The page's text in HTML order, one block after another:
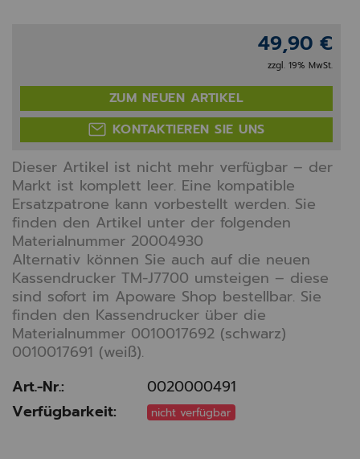
49,90 €
zzgl. 19% MwSt.
ZUM NEUEN ARTIKEL
KONTAKTIEREN SIE UNS
Dieser Artikel ist nicht mehr verfügbar – der
Markt ist komplett leer. Eine kompatible
Ersatzpatrone kann vorbestellt werden. Sie
finden den Artikel unter der folgenden
Materialnummer 20004930
Alternativ können Sie auch auf die neuen
Kassendrucker TM-J7700 umsteigen – diese
sind sofort im Apoware Shop bestellbar. Sie
finden den Kassendrucker über die
Materialnummer 0010017692 (schwarz)
0010017691 (weiß).
Art.-Nr.:
0020000491
Verfügbarkeit:
nicht verfügbar